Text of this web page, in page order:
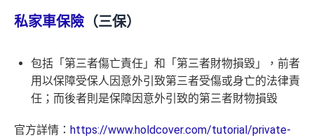
私家車保險 （三保）
包括「第三者傷亡責任」和「第三者財物損毀」，前者
用以保障受保人因意外引致第三者受傷或身亡的法律責
任；而後者則是保障因意外引致的第三者財物損毀
官方詳情： https://www.holdcover.com/tutorial/private-